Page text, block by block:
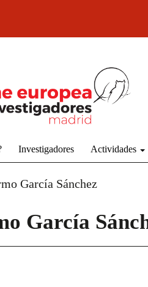
Investigadores Actividades
García Sánchez
García